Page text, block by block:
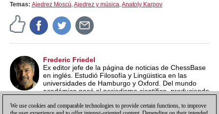
Temas: Ajedrez Moscú,Ajedrez y música,Anatoly Karpov
Frederic Friedel
Ex editor jefe de la página de noticias de ChessBase
en inglés. Estudió Filosofía y Lingüistica en las
universidades de Hamburgo y Oxford. Del mundo
académico pasó al periodismo científico, produciendo
los fundadores de ChessBase.
We use cookies and comparable technologies to provide certain functions, to improve